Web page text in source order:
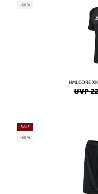
-60%
HMLCORE
UVP
SALE
-60%